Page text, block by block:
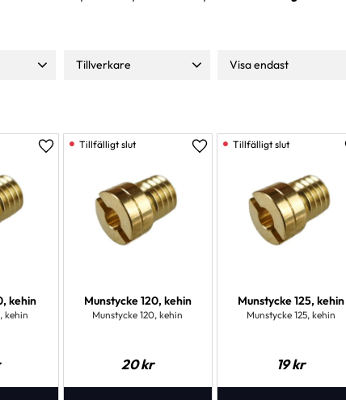
Tillverkare
Visa endast
kehin
kehin
Lägg till i favoriter
Munstycke 120, kehin
Munstycke 120, kehin
20kr
Lägg till i favoriter
Munstycke 125, kehin
Munstycke 125, kehin
19kr